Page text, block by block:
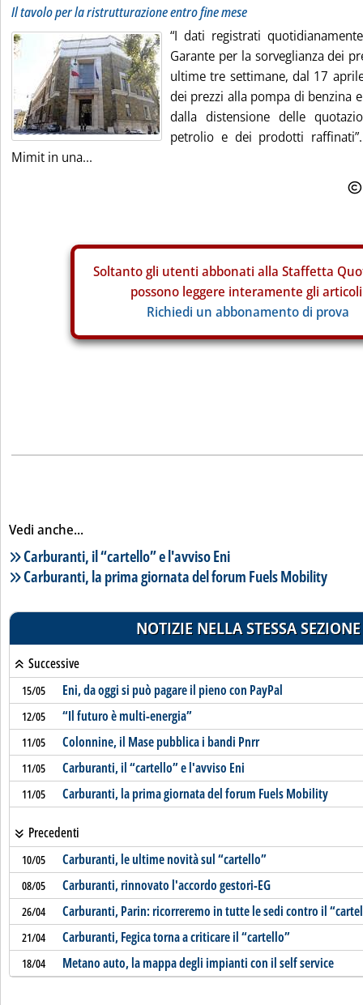
Il tavolo per la ristrutturazione entro fine mese
“I dati registrati
Garante per la sorveglianza dei
ultime tre settimane, dal 17
dei prezzi alla pompa di benzina
dalla distensione delle
petrolio e dei prodotti
Mimit in una...
Soltanto gli utenti abbonati alla Staffetta
possono leggere interamente gli
Richiedi un abbonamento di prova
Vedi anche...
Lista notizie correlate
Carburanti, il “cartello” e l'avviso Eni
Carburanti, la prima giornata del forum Fuels Mobility
NOTIZIE NELLA STESSA SEZIONE
Successive
15/05 Eni, da oggi si può pagare il pieno con PayPal
12/05 “Il futuro è multi-energia”
11/05 Colonnine, il Mase pubblica i bandi Pnrr
11/05 Carburanti, il “cartello” e l'avviso Eni
11/05 Carburanti, la prima giornata del forum Fuels Mobility
Precedenti
10/05 Carburanti, le ultime novità sul “cartello”
08/05 Carburanti, rinnovato l'accordo gestori-EG
26/04 Carburanti, Parin: ricorreremo in tutte le sedi contro il
21/04 Carburanti, Fegica torna a criticare il “cartello”
18/04 Metano auto, la mappa degli impianti con il self service